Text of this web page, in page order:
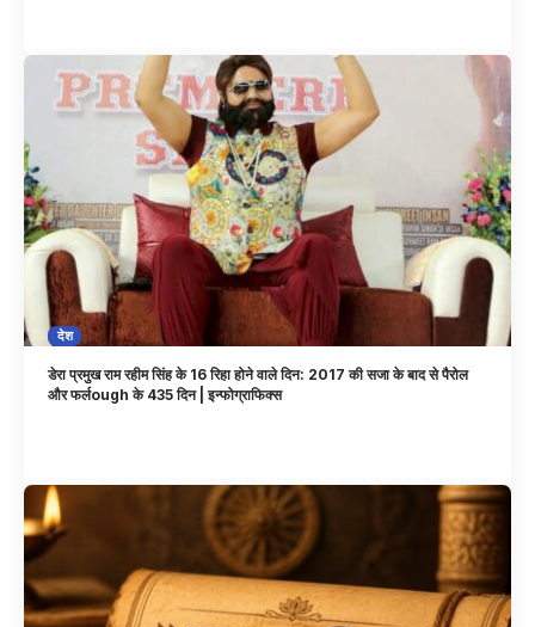
देश
डेरा प्रमुख राम रहीम सिंह के 16 रिहा होने वाले दिन: 2017 की सजा के बाद से पैरोल
और फर्लough के 435 दिन | इन्फोग्राफिक्स